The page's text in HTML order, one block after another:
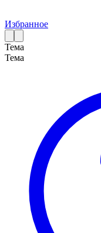
Избранное
Тема
Тема